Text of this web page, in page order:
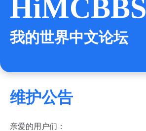
HiMCBBS
我的世界中文论坛
维护公告
亲爱的用户们：